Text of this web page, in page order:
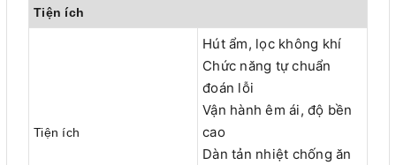
Tiện ích
Tiện ích
Hút ẩm, lọc không khí
Chức năng tự chuẩn
đoán lỗi
Vận hành êm ái, độ bền
cao
Dàn tản nhiệt chống ăn